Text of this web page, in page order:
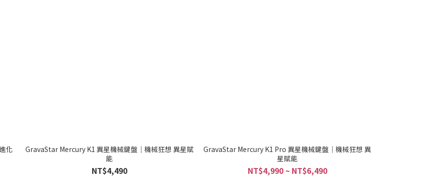
化
GravaStar Mercury K1 異星機械鍵盤｜機械狂想 異星賦
能
NT$4,490
GravaStar Mercury K1 Pro 異星機械鍵盤｜機械狂想 異
星賦能
NT$4,990 ~ NT$6,490